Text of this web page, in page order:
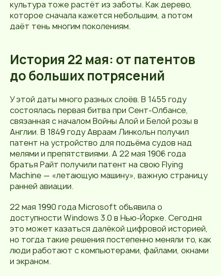
культура тоже растёт из заботы. Как дерево,
которое сначала кажется небольшим, а потом
даёт тень многим поколениям.
История 22 мая: от патентов
до больших потрясений
У этой даты много разных слоёв. В 1455 году
состоялась первая битва при Сент-Олбансе,
связанная с началом Войны Алой и Белой розы в
Англии. В 1849 году Авраам Линкольн получил
патент на устройство для подъёма судов над
мелями и препятствиями. А 22 мая 1906 года
братья Райт получили патент на свою Flying
Machine — «летающую машину», важную страницу
ранней авиации.
22 мая 1990 года Microsoft объявила о
доступности Windows 3.0 в Нью-Йорке. Сегодня
это может казаться далёкой цифровой историей,
но тогда такие решения постепенно меняли то, как
люди работают с компьютерами, файлами, окнами
и экраном.